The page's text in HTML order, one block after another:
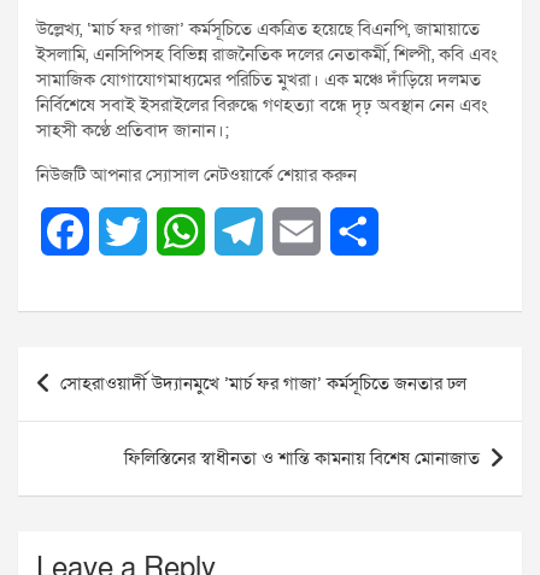
উল্লেখ্য, ‘মার্চ ফর গাজা’ কর্মসূচিতে একত্রিত হয়েছে বিএনপি, জামায়াতে
ইসলামি, এনসিপিসহ বিভিন্ন রাজনৈতিক দলের নেতাকর্মী, শিল্পী, কবি এবং
সামাজিক যোগাযোগমাধ্যমের পরিচিত মুখরা। এক মঞ্চে দাঁড়িয়ে দলমত
নির্বিশেষে সবাই ইসরাইলের বিরুদ্ধে গণহত্যা বন্ধে দৃঢ় অবস্থান নেন এবং
সাহসী কণ্ঠে প্রতিবাদ জানান।;
নিউজটি আপনার স্যোসাল নেটওয়ার্কে শেয়ার করুন
e
b
k
t
t
e
W
t
s
A
p
e
g
l
r
e
Post
navigation
সোহরাওয়ার্দী উদ্যানমুখে ’মার্চ ফর গাজা’ কর্মসূচিতে জনতার ঢল
ফিলিস্তিনের স্বাধীনতা ও শান্তি কামনায় বিশেষ মোনাজাত